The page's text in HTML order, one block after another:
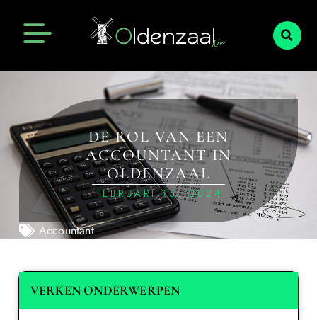
DE ROL VAN EEN
ACCOUNTANT IN
OLDENZAAL
FEBRUARI 15, 2024
Accountant
VERKEN ONDERWERPEN